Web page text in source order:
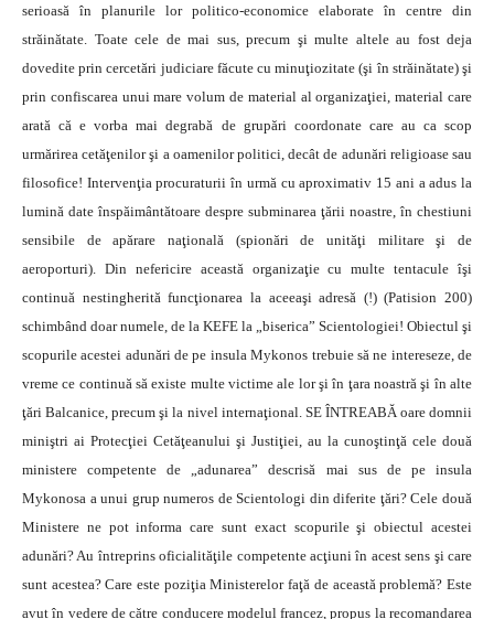
serioasă în planurile lor politico-economice elaborate în centre din
străinătate. Toate cele de mai sus, precum şi multe altele au fost deja
dovedite prin cercetări judiciare făcute cu minuţiozitate (şi în străinătate) şi
prin confiscarea unui mare volum de material al organizaţiei, material care
arată că e vorba mai degrabă de grupări coordonate care au ca scop
urmărirea cetăţenilor şi a oamenilor politici, decât de adunări religioase sau
filosofice! Intervenţia procuraturii în urmă cu aproximativ 15 ani a adus la
lumină date înspăimântătoare despre subminarea ţării noastre, în chestiuni
sensibile de apărare naţională (spionări de unităţi militare şi de
aeroporturi). Din nefericire această organizaţie cu multe tentacule îşi
continuă nestingherită funcţionarea la aceeaşi adresă (!) (Patision 200)
schimbând doar numele, de la KEFE la „biserica” Scientologiei! Obiectul şi
scopurile acestei adunări de pe insula Mykonos trebuie să ne intereseze, de
vreme ce continuă să existe multe victime ale lor şi în ţara noastră şi în alte
ţări Balcanice, precum şi la nivel internaţional. SE ÎNTREABĂ oare domnii
miniştri ai Protecţiei Cetăţeanului şi Justiţiei, au la cunoştinţă cele două
ministere competente de „adunarea” descrisă mai sus de pe insula
Mykonosa a unui grup numeros de Scientologi din diferite ţări? Cele două
Ministere ne pot informa care sunt exact scopurile şi obiectul acestei
adunări? Au întreprins oficialităţile competente acţiuni în acest sens şi care
sunt acestea? Care este poziţia Ministerelor faţă de această problemă? Este
avut în vedere de către conducere modelul francez, propus la recomandarea